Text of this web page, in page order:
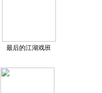
最后的江湖戏班